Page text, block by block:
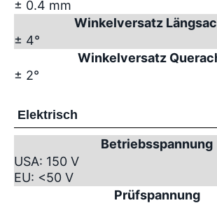
± 0.4 mm
Winkelversatz
± 4°
Winkelversatz
± 2°
Elektrisch
Betriebsspannung
USA: 150 V
EU: <50 V
Prüfspannung